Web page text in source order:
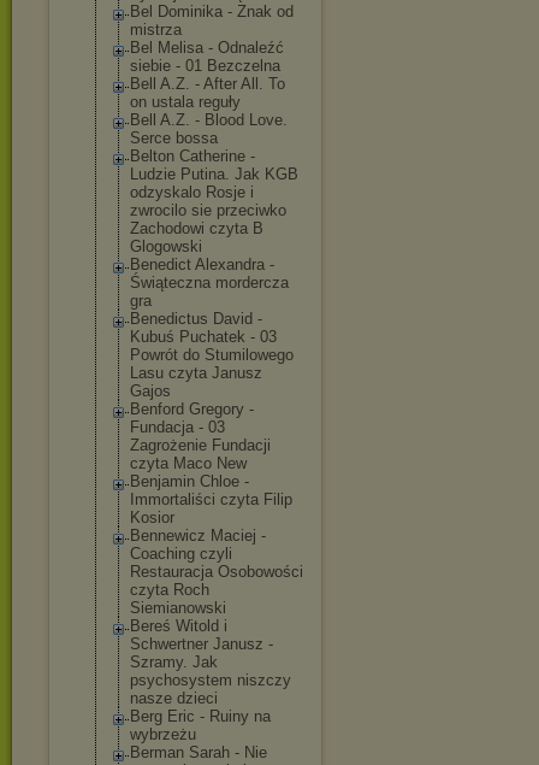
Bel Dominika - Znak od
mistrza
Bel Melisa - Odnaleźć
siebie - 01 Bezczelna
Bell A.Z. - After All. To
on ustala reguły
Bell A.Z. - Blood Love.
Serce bossa
Belton Catherine -
Ludzie Putina. Jak KGB
odzyskalo Rosje i
zwrocilo sie przeciwko
Zachodowi czyta B
Glogowski
Benedict Alexandra -
Świąteczna mordercza
gra
Benedictus David -
Kubuś Puchatek - 03
Powrót do Stumilowego
Lasu czyta Janusz
Gajos
Benford Gregory -
Fundacja - 03
Zagrożenie Fundacji
czyta Maco New
Benjamin Chloe -
Immortaliści czyta Filip
Kosior
Bennewicz Maciej -
Coaching czyli
Restauracja Osobowości
czyta Roch
Siemianowski
Bereś Witold i
Schwertner Janusz -
Szramy. Jak
psychosystem niszczy
nasze dzieci
Berg Eric - Ruiny na
wybrzeżu
Berman Sarah - Nie